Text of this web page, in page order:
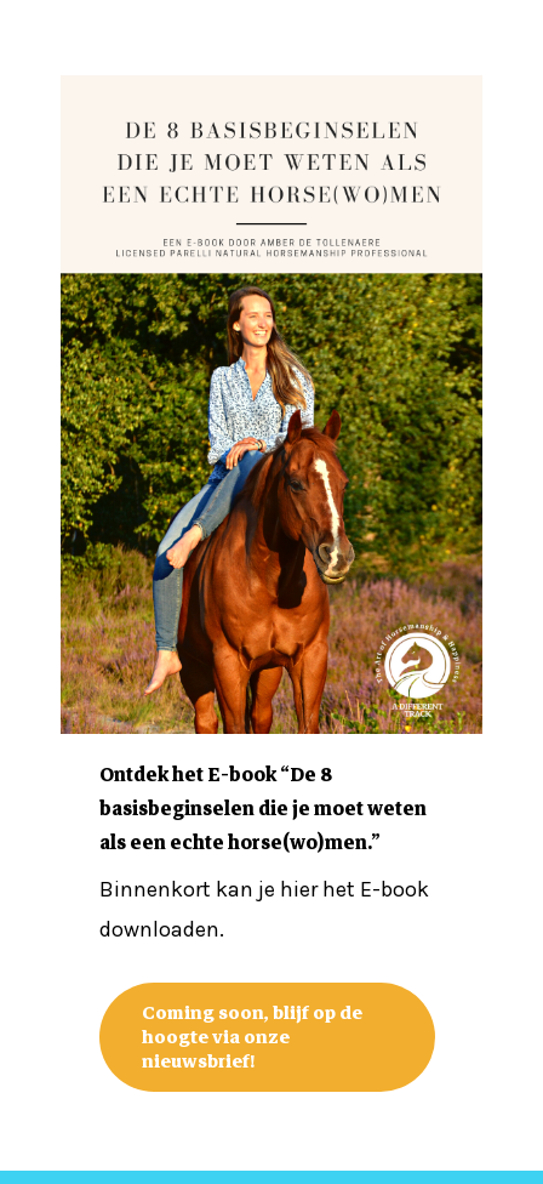
Geen producten in de winkelwagen.
Go To Shop
Ontdek het E-book “De 8
basisbeginselen die je moet weten
als een echte horse(wo)men.”
Binnenkort kan je hier het E-book
downloaden.
Coming soon, blijf op de
hoogte via onze
nieuwsbrief!